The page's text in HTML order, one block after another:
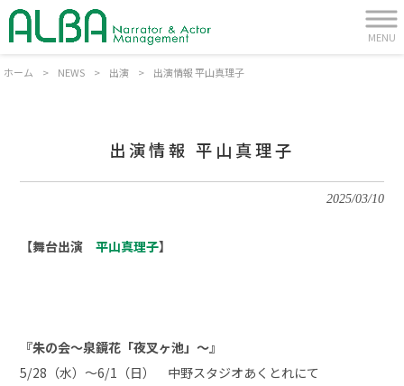
MENU
ホーム > NEWS > 出演 > 出演情報 平山真理子
出演情報 平山真理子
2025/03/10
【舞台出演平山真理子】
『朱の会～泉鏡花「夜叉ヶ池」～』
5/28 （水）～6/1 （日） 中野スタジオあくとれにて